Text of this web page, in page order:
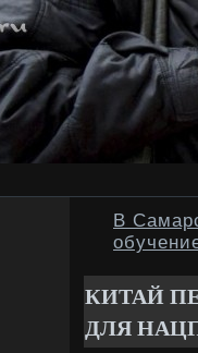
В
КИТАЙ
ДЛЯ